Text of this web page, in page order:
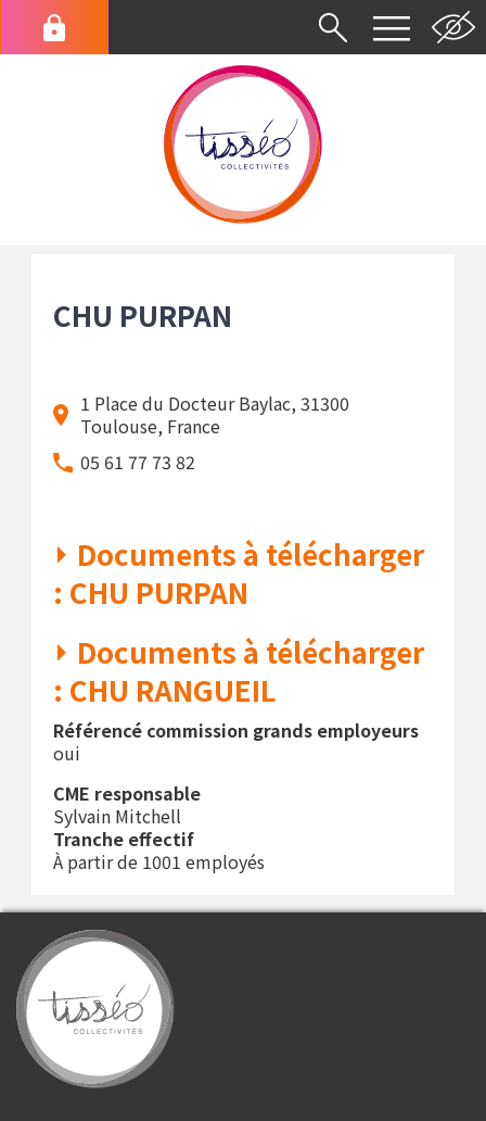
contenu
Menu
du
CHU PURPAN
1 Place du Docteur Baylac, 31300
Toulouse, France
05 61 77 73 82
Documents à télécharger
: CHU PURPAN
Documents à télécharger
: CHU RANGUEIL
Référencé commission grands employeurs
oui
CME responsable
Sylvain Mitchell
Tranche effectif
À partir de 1001 employés